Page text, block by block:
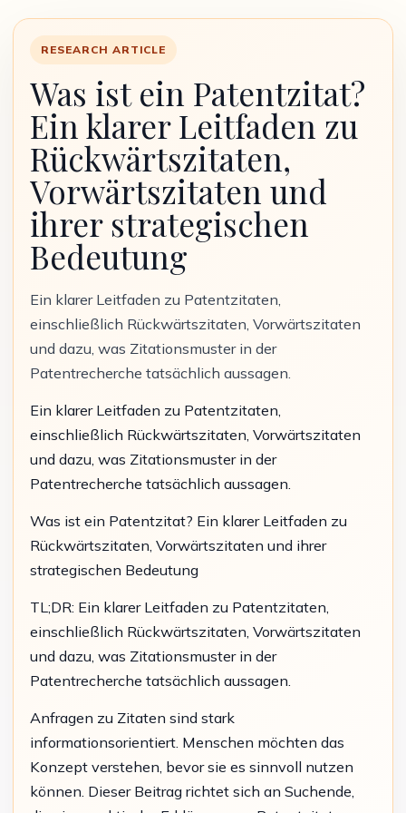
RESEARCH ARTICLE
Was ist ein Patentzitat?
Ein klarer Leitfaden zu
Rückwärtszitaten,
Vorwärtszitaten und
ihrer strategischen
Bedeutung
Ein klarer Leitfaden zu Patentzitaten,
einschließlich Rückwärtszitaten, Vorwärtszitaten
und dazu, was Zitationsmuster in der
Patentrecherche tatsächlich aussagen.
Ein klarer Leitfaden zu Patentzitaten,
einschließlich Rückwärtszitaten, Vorwärtszitaten
und dazu, was Zitationsmuster in der
Patentrecherche tatsächlich aussagen.
Was ist ein Patentzitat? Ein klarer Leitfaden zu
Rückwärtszitaten, Vorwärtszitaten und ihrer
strategischen Bedeutung
TL;DR: Ein klarer Leitfaden zu Patentzitaten,
einschließlich Rückwärtszitaten, Vorwärtszitaten
und dazu, was Zitationsmuster in der
Patentrecherche tatsächlich aussagen.
Anfragen zu Zitaten sind stark
informationsorientiert. Menschen möchten das
Konzept verstehen, bevor sie es sinnvoll nutzen
können. Dieser Beitrag richtet sich an Suchende,